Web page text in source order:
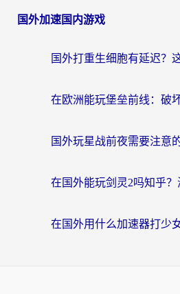
国外加速国内游戏